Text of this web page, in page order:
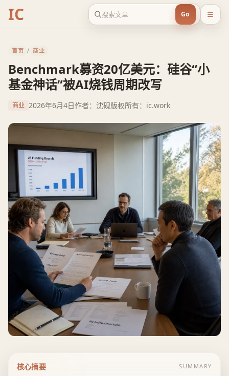
IC Go
首页 / 商业
Benchmark募资20亿美元：硅谷“小
基金神话”被AI烧钱周期改写
商业 2026年6月4日作者：沈砚版权所有：ic.work
核心摘要 SUMMARY